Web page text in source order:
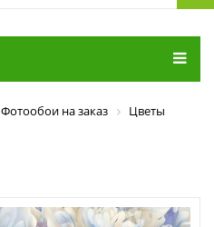
Фотообои на заказ
Цветы